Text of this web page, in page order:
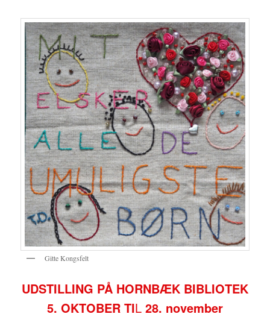
Gitte Kongsfelt
UDSTILLING PÅ HORNBÆK BIBLIOTEK
5. OKTOBER TIL 28. november